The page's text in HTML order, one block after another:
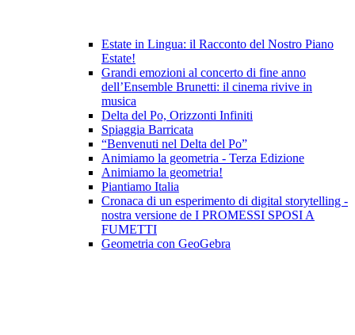
Estate in Lingua: il Racconto del Nostro Piano
Estate!
Grandi emozioni al concerto di fine anno
dell’Ensemble Brunetti: il cinema rivive in
musica
Delta del Po, Orizzonti Infiniti
Spiaggia Barricata
“Benvenuti nel Delta del Po”
Animiamo la geometria - Terza Edizione
Animiamo la geometria!
Piantiamo Italia
Cronaca di un esperimento di digital storytelling -
nostra versione de I PROMESSI SPOSI A
FUMETTI
Geometria con GeoGebra